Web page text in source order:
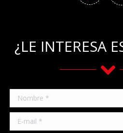
¿LE INTERESA